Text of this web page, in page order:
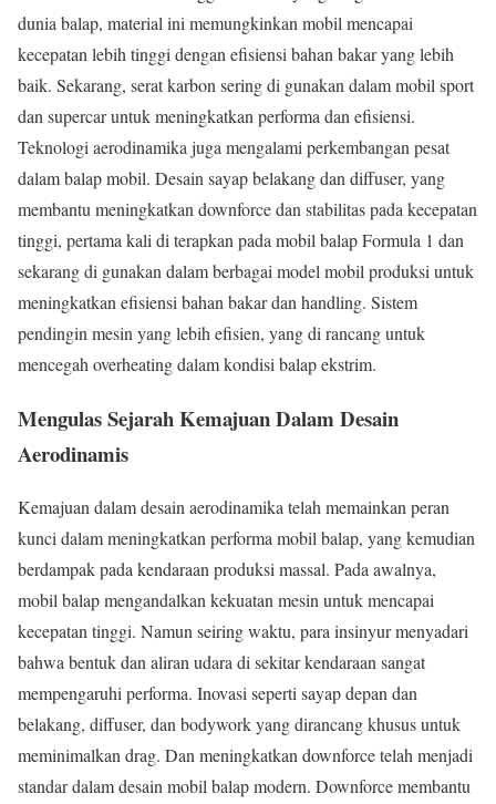
dunia balap, material ini memungkinkan mobil mencapai
kecepatan lebih tinggi dengan efisiensi bahan bakar yang lebih
baik. Sekarang, serat karbon sering di gunakan dalam mobil sport
dan supercar untuk meningkatkan performa dan efisiensi.
Teknologi aerodinamika juga mengalami perkembangan pesat
dalam balap mobil. Desain sayap belakang dan diffuser, yang
membantu meningkatkan downforce dan stabilitas pada kecepatan
tinggi, pertama kali di terapkan pada mobil balap Formula 1 dan
sekarang di gunakan dalam berbagai model mobil produksi untuk
meningkatkan efisiensi bahan bakar dan handling. Sistem
pendingin mesin yang lebih efisien, yang di rancang untuk
mencegah overheating dalam kondisi balap ekstrim.
Mengulas Sejarah Kemajuan Dalam Desain
Aerodinamis
Kemajuan dalam desain aerodinamika telah memainkan peran
kunci dalam meningkatkan performa mobil balap, yang kemudian
berdampak pada kendaraan produksi massal. Pada awalnya,
mobil balap mengandalkan kekuatan mesin untuk mencapai
kecepatan tinggi. Namun seiring waktu, para insinyur menyadari
bahwa bentuk dan aliran udara di sekitar kendaraan sangat
mempengaruhi performa. Inovasi seperti sayap depan dan
belakang, diffuser, dan bodywork yang dirancang khusus untuk
meminimalkan drag. Dan meningkatkan downforce telah menjadi
standar dalam desain mobil balap modern. Downforce membantu